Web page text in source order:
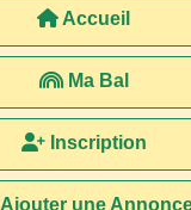
Accueil
Ma Bal
Inscription
une